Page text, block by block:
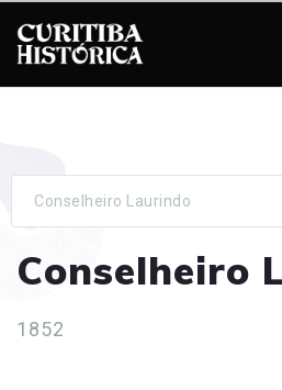
Conselheiro Laurindo
Conselheiro
1852